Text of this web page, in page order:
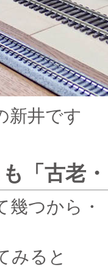
新井です
「古老
幾つから・
みると